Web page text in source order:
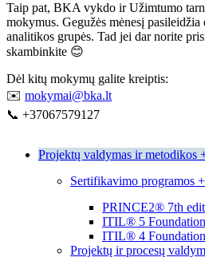
Taip pat, BKA vykdo ir Užimtumo
mokymus. Gegužės mėnesį
analitikos grupės. Tad jei dar norite
skambinkite 😊
Dėl kitų mokymų galite kreiptis:
✉️ mokymai@bka.lt
📞 +37067579127
Projektų valdymas ir metodikos
Sertifikavimo programos +
PRINCE2® 7th
ITIL® 5 Foundation
ITIL® 4
Projektų ir procesų